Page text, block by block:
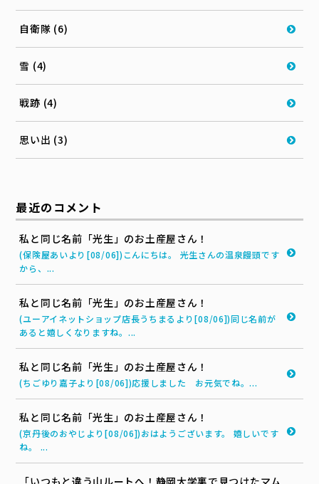
自衛隊 (6)
雪 (4)
戦跡 (4)
思い出 (3)
最近のコメント
私と同じ名前「光生」のお土産屋さん！
(保険屋あいより[08/06])こんにちは。 光生さんの温泉饅頭です
から、...
私と同じ名前「光生」のお土産屋さん！
(ユーアイネットショップ店長うちまるより[08/06])同じ名前が
あると嬉しくなりますね。...
私と同じ名前「光生」のお土産屋さん！
(ちごゆり嘉子より[08/06])応援しました お元気でね。...
私と同じ名前「光生」のお土産屋さん！
(京丹後のおやじより[08/06])おはようございます。 嬉しいです
ね。 ...